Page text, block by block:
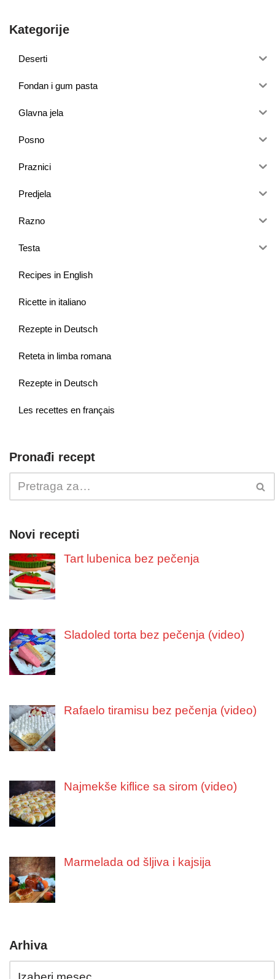
Kategorije
Deserti
Fondan i gum pasta
Glavna jela
Posno
Praznici
Predjela
Razno
Testa
Recipes in English
Ricette in italiano
Rezepte in Deutsch
Reteta in limba romana
Rezepte in Deutsch
Les recettes en français
Pronađi recept
Novi recepti
Tart lubenica bez pečenja
Sladoled torta bez pečenja (video)
Rafaelo tiramisu bez pečenja (video)
Najmekše kiflice sa sirom (video)
Marmelada od šljiva i kajsija
Arhiva